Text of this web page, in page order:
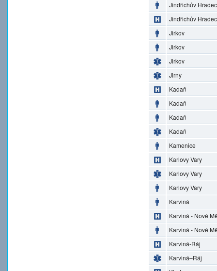
Jindřichův Hradec
Jindřichův Hradec
Jirkov
Jirkov
Jirkov
Jirny
Kadaň
Kadaň
Kadaň
Kadaň
Kamenice
Karlovy Vary
Karlovy Vary
Karlovy Vary
Karviná
Karviná - Nové
Karviná - Nové
Karviná-Ráj
Karviná–Ráj